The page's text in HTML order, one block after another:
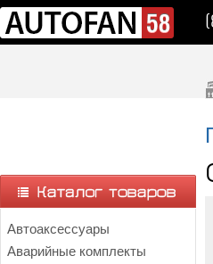
Автоаксессуары
Аварийные комплекты